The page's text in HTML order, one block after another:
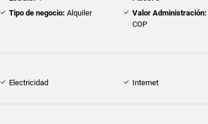
Tipo de negocio: Alquiler Valor Administración:
COP
Electricidad Internet